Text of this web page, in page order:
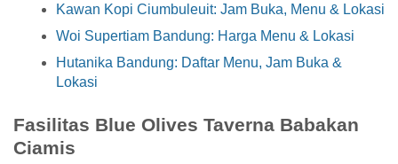
Kawan Kopi Ciumbuleuit: Jam Buka, Menu & Lokasi
Woi Supertiam Bandung: Harga Menu & Lokasi
Hutanika Bandung: Daftar Menu, Jam Buka &
Lokasi
Fasilitas Blue Olives Taverna Babakan
Ciamis